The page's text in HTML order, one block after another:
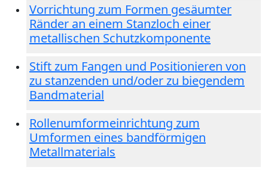
Vorrichtung zum Formen gesäumter
Ränder an einem Stanzloch einer
metallischen Schutzkomponente
Stift zum Fangen und Positionieren von
zu stanzenden und/oder zu biegendem
Bandmaterial
Rollenumformeinrichtung zum
Umformen eines bandförmigen
Metallmaterials